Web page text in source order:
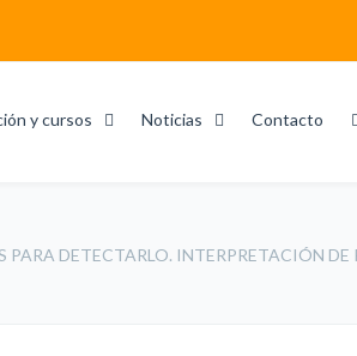
y cursos Noticias Contacto
DETECTARLO. INTERPRETACIÓN DE